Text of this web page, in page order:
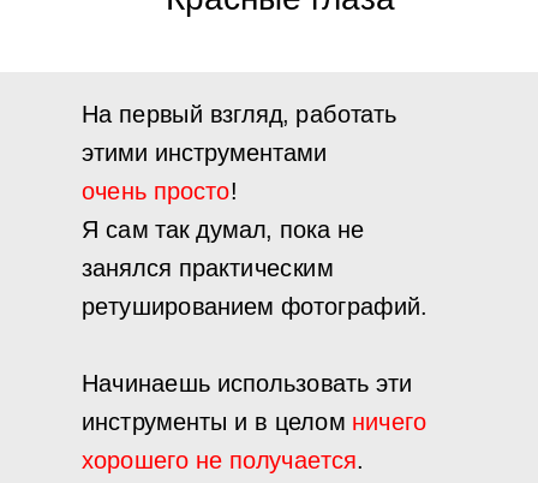
На первый взгляд, работать
этими инструментами
очень просто!
Я сам так думал, пока не
занялся практическим
ретушированием фотографий.
Начинаешь использовать эти
инструменты и в целом ничего
хорошего не получается.